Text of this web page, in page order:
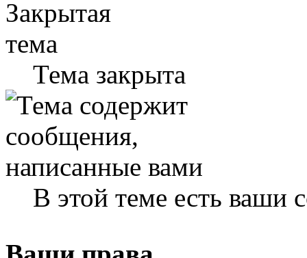
Тема закрыта
В этой теме есть ваши